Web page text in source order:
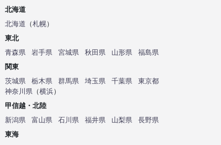
北海道
北海道 （札幌）
東北
青森県
岩手県 宮城県 秋田県 山形県
福島県
関東
茨城県
栃木県 群馬県 埼玉県 千葉県
東京都
神奈川県 （横浜）
甲信越・北陸
新潟県
富山県 石川県 福井県 山梨県
長野県
東海